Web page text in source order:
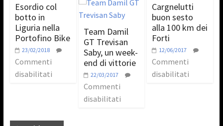
Esordio col
botto in
Liguria nella
Portofino Bike
23/02/2018
Commenti
disabilitati
Team Damil
GT Trevisan
Saby, un week-
end di vittorie
22/03/2017
Commenti
disabilitati
Cargnelutti
buon sesto
alla 100 km dei
Forti
12/06/2017
Commenti
disabilitati